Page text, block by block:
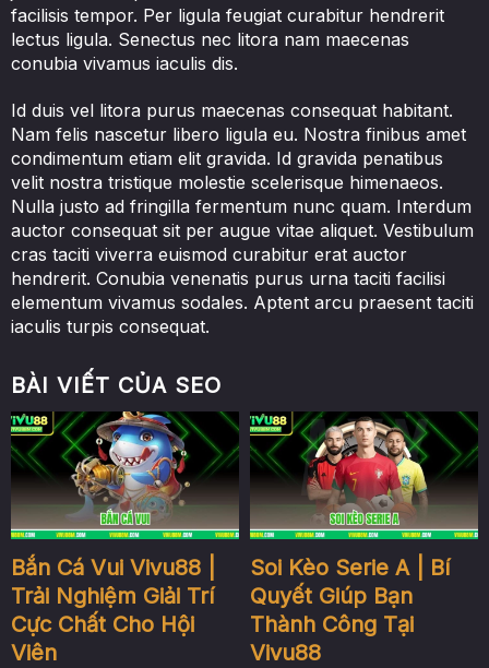
facilisis tempor. Per ligula feugiat curabitur hendrerit
lectus ligula. Senectus nec litora nam maecenas
conubia vivamus iaculis dis.
Id duis vel litora purus maecenas consequat habitant.
Nam felis nascetur libero ligula eu. Nostra finibus amet
condimentum etiam elit gravida. Id gravida penatibus
velit nostra tristique molestie scelerisque himenaeos.
Nulla justo ad fringilla fermentum nunc quam. Interdum
auctor consequat sit per augue vitae aliquet. Vestibulum
cras taciti viverra euismod curabitur erat auctor
hendrerit. Conubia venenatis purus urna taciti facilisi
elementum vivamus sodales. Aptent arcu praesent taciti
iaculis turpis consequat.
BÀI VIẾT CỦA SEO
Bắn Cá Vui Vivu88 |
Trải Nghiệm Giải Trí
Cực Chất Cho Hội
Viên
Soi Kèo Serie A | Bí
Quyết Giúp Bạn
Thành Công Tại
Vivu88